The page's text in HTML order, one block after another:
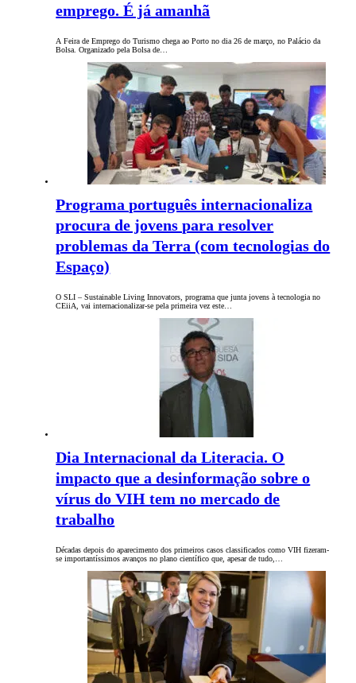
emprego. É já amanhã
A Feira de Emprego do Turismo chega ao Porto no dia 26 de março, no Palácio da
Bolsa. Organizado pela Bolsa de…
Programa português internacionaliza
procura de jovens para resolver
problemas da Terra (com tecnologias do
Espaço)
O SLI – Sustainable Living Innovators, programa que junta jovens à tecnologia no
CEiiA, vai internacionalizar-se pela primeira vez este…
Dia Internacional da Literacia. O
impacto que a desinformação sobre o
vírus do VIH tem no mercado de
trabalho
Décadas depois do aparecimento dos primeiros casos classificados como VIH fizeram-
se importantíssimos avanços no plano científico que, apesar de tudo,…